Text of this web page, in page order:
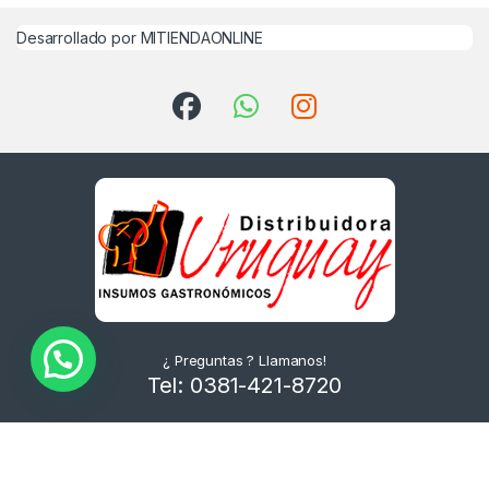
Desarrollado por MITIENDAONLINE
¿ Preguntas ? Llamanos!
Tel: 0381-421-8720